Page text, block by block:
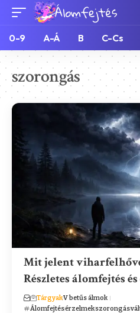
0-9 A-Á B C-Cs
szorongás
Mit jelent
Részletes álomfejtés
TárgyakV betűs álmok
Álomfejtésérzelmekszorongás